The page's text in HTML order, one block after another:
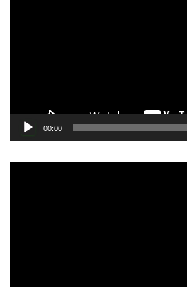
00:00